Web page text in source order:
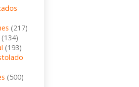
(217)
(134)
(193)
(500)